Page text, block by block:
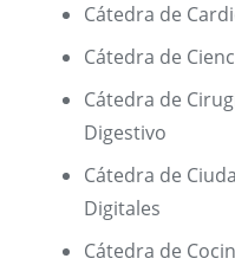
Cátedra de
Cátedra de
Cátedra de
Digestivo
Cátedra de
Digitales
Cátedra de